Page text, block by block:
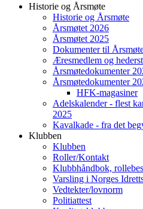
Historie og Årsmøte
Historie og Årsmøte
Årsmøtet 2026
Årsmøtet 2025
Dokumenter til
Æresmedlem og
Årsmøtedokumenter
Årsmøtedokumenter
HFK-magasiner
Adelskalender - flest
2025
Kavalkade - fra det
Klubben
Klubben
Roller/Kontakt
Klubbhåndbok,
Varsling i Norges
Vedtekter/lovnorm
Politiattest